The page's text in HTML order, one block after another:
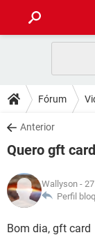
CELULAR
OUTLOOK
INSTAGRAM
GUIA DE COMPRAS
DICAS
JOGOS
INSTAGRAM
GUIA DE COMPRAS
DOWNLOADS
JOGOS
CELULAR
OUTLOOK
INSTAGRAM
FÓRUM
JOGOS
CELULAR
OUTLOOK
GLOSSÁRIO
JOGOS
Fórum
Anterior
Quero gft card
Wallyson -
Perfil
Bom dia, gft card